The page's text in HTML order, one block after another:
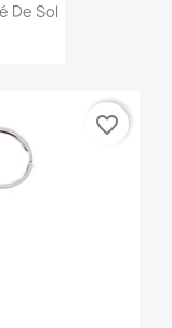
De Sol
favorite_border